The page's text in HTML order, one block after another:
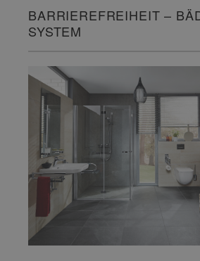
BARRIEREFREIHEIT –
SYSTEM